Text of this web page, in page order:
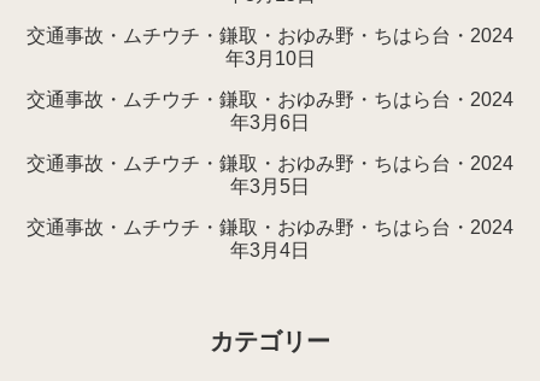
交通事故・ムチウチ・鎌取・おゆみ野・ちはら台・2024
年3月10日
交通事故・ムチウチ・鎌取・おゆみ野・ちはら台・2024
年3月6日
交通事故・ムチウチ・鎌取・おゆみ野・ちはら台・2024
年3月5日
交通事故・ムチウチ・鎌取・おゆみ野・ちはら台・2024
年3月4日
カテゴリー